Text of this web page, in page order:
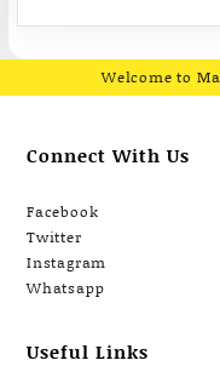
ควบคุมแสงอัจฉริยะ
Welcome to
Connect With Us
Facebook
Twitter
Instagram
Whatsapp
Useful Links